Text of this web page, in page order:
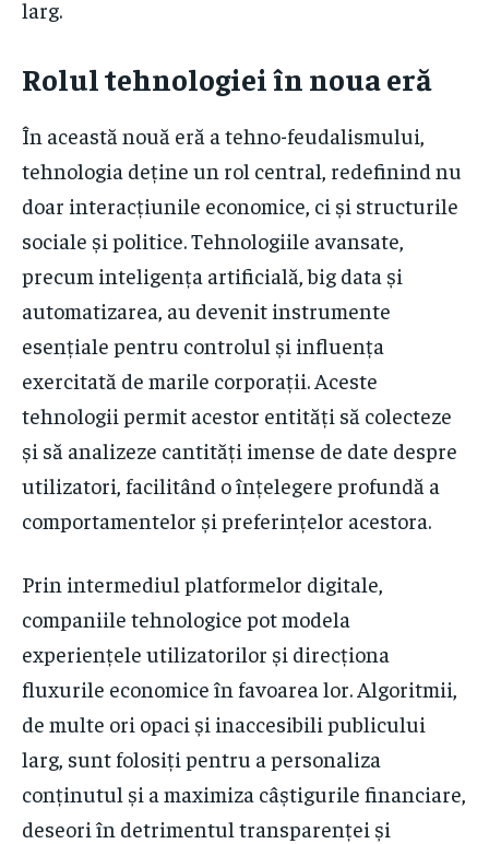
larg.
Rolul tehnologiei în noua eră
În această nouă eră a tehno-feudalismului,
tehnologia deține un rol central, redefinind nu
doar interacțiunile economice, ci și structurile
sociale și politice. Tehnologiile avansate,
precum inteligența artificială, big data și
automatizarea, au devenit instrumente
esențiale pentru controlul și influența
exercitată de marile corporații. Aceste
tehnologii permit acestor entități să colecteze
și să analizeze cantități imense de date despre
utilizatori, facilitând o înțelegere profundă a
comportamentelor și preferințelor acestora.
Prin intermediul platformelor digitale,
companiile tehnologice pot modela
experiențele utilizatorilor și direcționa
fluxurile economice în favoarea lor. Algoritmii,
de multe ori opaci și inaccesibili publicului
larg, sunt folosiți pentru a personaliza
conținutul și a maximiza câștigurile financiare,
deseori în detrimentul transparenței și